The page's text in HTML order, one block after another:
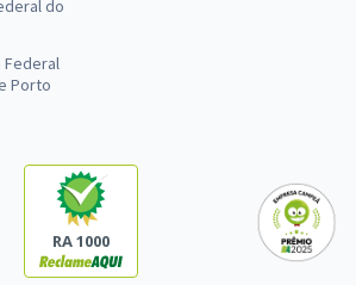
do
Federal
Porto
RA 1000